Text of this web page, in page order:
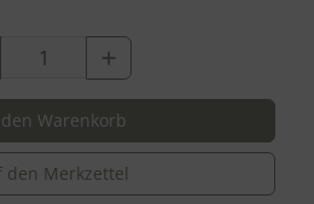
den Warenkorb
den Merkzettel